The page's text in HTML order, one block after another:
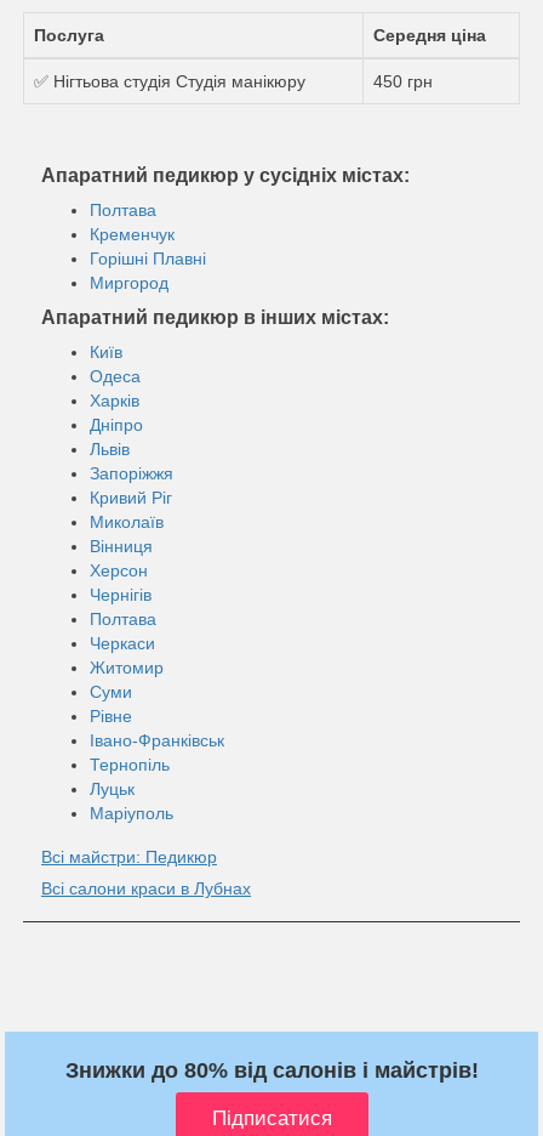
Послуга Середня ціна
✅ Нігтьова студія Студія манікюру 450 грн
Апаратний педикюр у сусідніх містах:
Полтава
Кременчук
Горішні Плавні
Миргород
Апаратний педикюр в інших містах:
Київ
Одеса
Харків
Дніпро
Львів
Запоріжжя
Кривий Ріг
Миколаїв
Вінниця
Херсон
Чернігів
Полтава
Черкаси
Житомир
Суми
Рівне
Івано-Франківськ
Тернопіль
Луцьк
Маріуполь
Всі майстри: Педикюр
Всі салони краси в Лубнах
Знижки до 80% від салонів і майстрів!